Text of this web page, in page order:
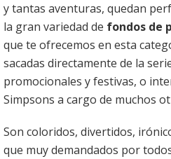
y tantas aventuras, quedan
la gran variedad de fondos de
que te ofrecemos en esta
sacadas directamente de la
promocionales y festivas, o
Simpsons a cargo de muchos
Son coloridos, divertidos,
que muy demandados por